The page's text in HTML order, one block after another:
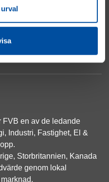
FVB en av de ledande
Industri, Fastighet, El &
Storbritannien, Kanada
genom lokal